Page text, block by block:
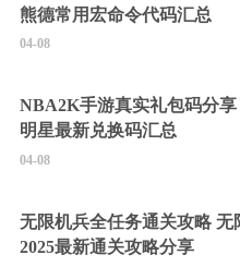
熊德常用宏命令代码汇总
04-08
NBA2K手游真实礼包码分
明星最新兑换码汇总
04-08
无限机兵全任务通关攻略 无
2025最新通关攻略分享